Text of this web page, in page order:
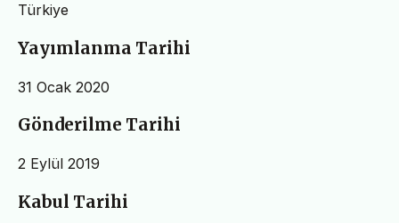
Türkiye
Yayımlanma Tarihi
31 Ocak 2020
Gönderilme Tarihi
2 Eylül 2019
Kabul Tarihi